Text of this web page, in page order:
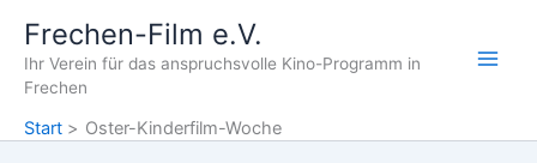
Inhalt
springen
Frechen-Film e.V.
Ihr Verein für das anspruchsvolle Kino-Programm in
Frechen
Start Oster-Kinderfilm-Woche